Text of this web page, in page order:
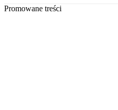
Promowane treści